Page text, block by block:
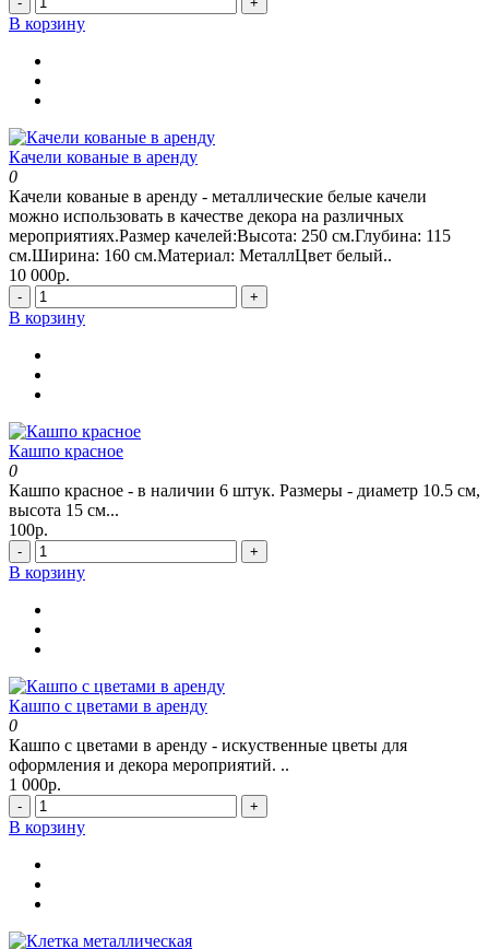
В корзину
Качели кованые в аренду
0
Качели кованые в аренду - металлические белые качели
можно использовать в качестве декора на различных
мероприятиях.Размер качелей:Высота: 250 см.Глубина: 115
см.Ширина: 160 см.Материал: МеталлЦвет белый..
10 000р.
- +
В корзину
Кашпо красное
0
Кашпо красное - в наличии 6 штук. Размеры - диаметр 10.5 см,
высота 15 см...
100р.
- +
В корзину
Кашпо с цветами в аренду
0
Кашпо с цветами в аренду - искуственные цветы для
оформления и декора мероприятий. ..
1 000р.
- +
В корзину